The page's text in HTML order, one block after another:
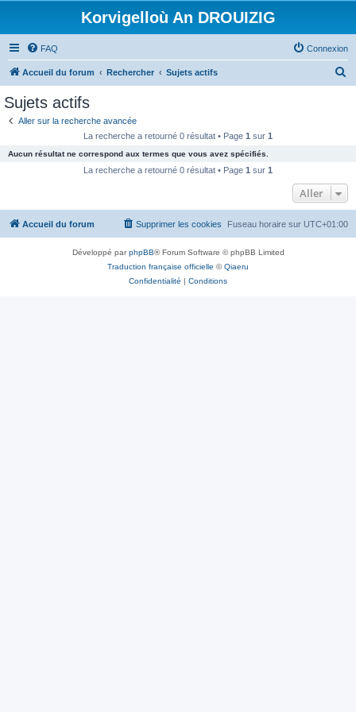
Korvigelloù An DROUIZIG
FAQ Connexion
Accueil du forum Rechercher Sujets actifs
c
e
Sujets actifs
Aller sur la recherche avancée
La recherche a retourné 0 résultat • Page 1 sur 1
Aucun résultat ne correspond aux termes que vous avez spécifiés.
La recherche a retourné 0 résultat • Page 1 sur 1
Aller
Accueil du forum Fuseau horaire sur UTC+01:00
Supprimer les cookies
Développé parphpBB® Forum Software © phpBB Limited
Traduction française officielle ©Qiaeru
Confidentialité | Conditions